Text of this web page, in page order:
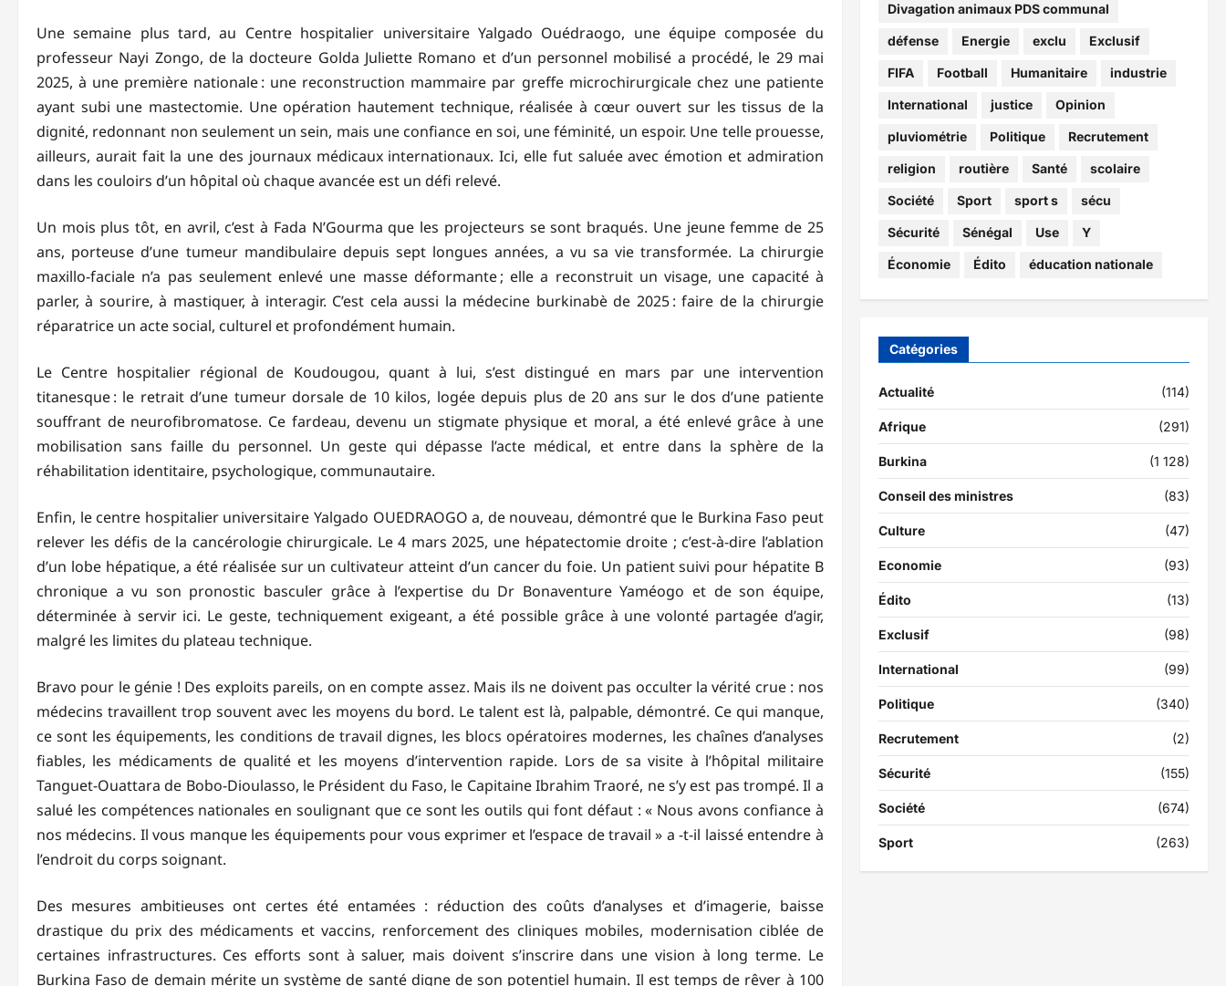
Une semaine plus tard, au Centre hospitalier universitaire Yalgado Ouédraogo, une équipe composée du
professeur Nayi Zongo, de la docteure Golda Juliette Romano et d’un personnel mobilisé a procédé, le 29 mai
2025, à une première nationale : une reconstruction mammaire par greffe microchirurgicale chez une patiente
ayant subi une mastectomie. Une opération hautement technique, réalisée à cœur ouvert sur les tissus de la
dignité, redonnant non seulement un sein, mais une confiance en soi, une féminité, un espoir. Une telle prouesse,
ailleurs, aurait fait la une des journaux médicaux internationaux. Ici, elle fut saluée avec émotion et admiration
dans les couloirs d’un hôpital où chaque avancée est un défi relevé.
Un mois plus tôt, en avril, c’est à Fada N’Gourma que les projecteurs se sont braqués. Une jeune femme de 25
ans, porteuse d’une tumeur mandibulaire depuis sept longues années, a vu sa vie transformée. La chirurgie
maxillo-faciale n’a pas seulement enlevé une masse déformante ; elle a reconstruit un visage, une capacité à
parler, à sourire, à mastiquer, à interagir. C’est cela aussi la médecine burkinabè de 2025 : faire de la chirurgie
réparatrice un acte social, culturel et profondément humain.
Le Centre hospitalier régional de Koudougou, quant à lui, s’est distingué en mars par une intervention
titanesque : le retrait d’une tumeur dorsale de 10 kilos, logée depuis plus de 20 ans sur le dos d’une patiente
souffrant de neurofibromatose. Ce fardeau, devenu un stigmate physique et moral, a été enlevé grâce à une
mobilisation sans faille du personnel. Un geste qui dépasse l’acte médical, et entre dans la sphère de la
réhabilitation identitaire, psychologique, communautaire.
Enfin, le centre hospitalier universitaire Yalgado OUEDRAOGO a, de nouveau, démontré que le Burkina Faso peut
relever les défis de la cancérologie chirurgicale. Le 4 mars 2025, une hépatectomie droite ; c’est-à-dire l’ablation
d’un lobe hépatique, a été réalisée sur un cultivateur atteint d’un cancer du foie. Un patient suivi pour hépatite B
chronique a vu son pronostic basculer grâce à l’expertise du Dr Bonaventure Yaméogo et de son équipe,
déterminée à servir ici. Le geste, techniquement exigeant, a été possible grâce à une volonté partagée d’agir,
malgré les limites du plateau technique.
Bravo pour le génie ! Des exploits pareils, on en compte assez. Mais ils ne doivent pas occulter la vérité crue : nos
médecins travaillent trop souvent avec les moyens du bord. Le talent est là, palpable, démontré. Ce qui manque,
ce sont les équipements, les conditions de travail dignes, les blocs opératoires modernes, les chaînes d’analyses
fiables, les médicaments de qualité et les moyens d’intervention rapide. Lors de sa visite à l’hôpital militaire
Tanguet-Ouattara de Bobo-Dioulasso, le Président du Faso, le Capitaine Ibrahim Traoré, ne s’y est pas trompé. Il a
salué les compétences nationales en soulignant que ce sont les outils qui font défaut : « Nous avons confiance à
nos médecins. Il vous manque les équipements pour vous exprimer et l’espace de travail » a -t-il laissé entendre à
l’endroit du corps soignant.
Des mesures ambitieuses ont certes été entamées : réduction des coûts d’analyses et d’imagerie, baisse
drastique du prix des médicaments et vaccins, renforcement des cliniques mobiles, modernisation ciblée de
certaines infrastructures. Ces efforts sont à saluer, mais doivent s’inscrire dans une vision à long terme. Le
Burkina Faso de demain mérite un système de santé digne de son potentiel humain. Il est temps de rêver à 100
Divagation animaux PDS communal
défense Energie exclu Exclusif
FIFA Football Humanitaire industrie
International justice Opinion
pluviométrie Politique Recrutement
religion routière Santé scolaire
Société Sport sport s sécu
Sécurité Sénégal Use Y
Économie Édito éducation nationale
Catégories
Actualité (114)
Afrique (291)
Burkina (1 128)
Conseil des ministres (83)
Culture (47)
Economie (93)
Édito (13)
Exclusif (98)
International (99)
Politique (340)
Recrutement (2)
Sécurité (155)
Société (674)
Sport (263)